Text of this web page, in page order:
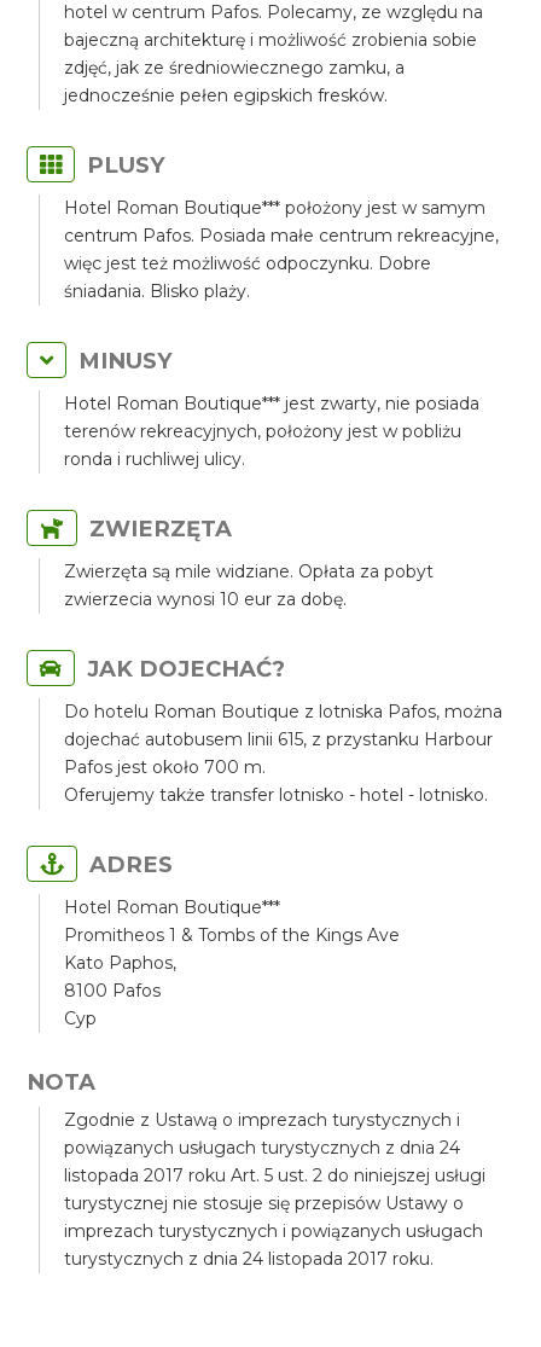
hotel w centrum Pafos. Polecamy, ze względu na
bajeczną architekturę i możliwość zrobienia sobie
zdjęć, jak ze średniowiecznego zamku, a
jednocześnie pełen egipskich fresków.
PLUSY
Hotel Roman Boutique*** położony jest w samym
centrum Pafos. Posiada małe centrum rekreacyjne,
więc jest też możliwość odpoczynku. Dobre
śniadania. Blisko plaży.
MINUSY
Hotel Roman Boutique*** jest zwarty, nie posiada
terenów rekreacyjnych, położony jest w pobliżu
ronda i ruchliwej ulicy.
ZWIERZĘTA
Zwierzęta są mile widziane. Opłata za pobyt
zwierzecia wynosi 10 eur za dobę.
JAK DOJECHAĆ?
Do hotelu Roman Boutique z lotniska Pafos, można
dojechać autobusem linii 615, z przystanku Harbour
Pafos jest około 700 m.
Oferujemy także transfer lotnisko - hotel - lotnisko.
ADRES
Hotel Roman Boutique***
Promitheos 1 & Tombs of the Kings Ave
Kato Paphos,
8100 Pafos
Cyp
NOTA
Zgodnie z Ustawą o imprezach turystycznych i
powiązanych usługach turystycznych z dnia 24
listopada 2017 roku Art. 5 ust. 2 do niniejszej usługi
turystycznej nie stosuje się przepisów Ustawy o
imprezach turystycznych i powiązanych usługach
turystycznych z dnia 24 listopada 2017 roku.